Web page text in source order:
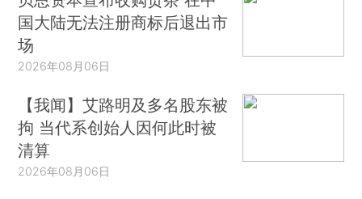
国大陆无法注册商标后退出市
场
2026年08月06日
【我闻】艾路明及多名股东被
拘 当代系创始人因何此时被
清算
2026年08月06日